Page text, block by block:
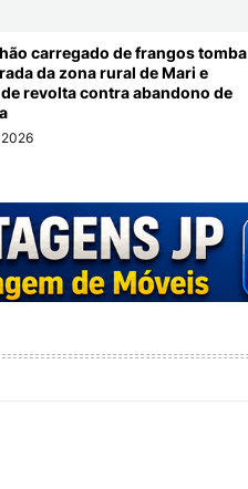
carregado de frangos tomba
da zona rural de Mari e
revolta contra abandono de